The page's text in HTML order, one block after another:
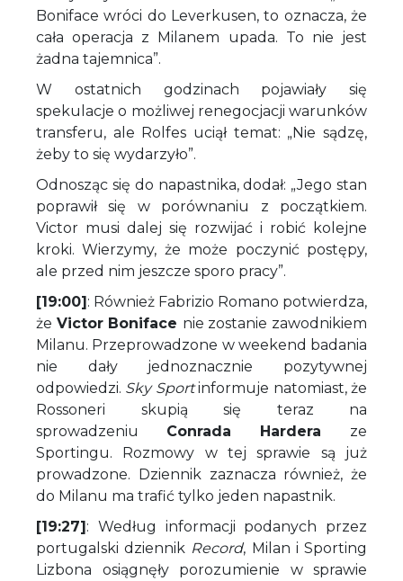
Boniface wróci do Leverkusen, to oznacza, że
cała operacja z Milanem upada. To nie jest
żadna tajemnica”.
W ostatnich godzinach pojawiały się
spekulacje o możliwej renegocjacji warunków
transferu, ale Rolfes uciął temat: „Nie sądzę,
żeby to się wydarzyło”.
Odnosząc się do napastnika, dodał: „Jego stan
poprawił się w porównaniu z początkiem.
Victor musi dalej się rozwijać i robić kolejne
kroki. Wierzymy, że może poczynić postępy,
ale przed nim jeszcze sporo pracy”.
[19:00]: Również Fabrizio Romano potwierdza,
że Victor Boniface nie zostanie zawodnikiem
Milanu. Przeprowadzone w weekend badania
nie dały jednoznacznie pozytywnej
odpowiedzi. Sky Sportinformuje natomiast, że
Rossoneri skupią się teraz na
sprowadzeniu Conrada Hardera ze
Sportingu. Rozmowy w tej sprawie są już
prowadzone. Dziennik zaznacza również, że
do Milanu ma trafić tylko jeden napastnik.
[19:27]: Według informacji podanych przez
portugalski dziennik Record, Milan i Sporting
Lizbona osiągnęły porozumienie w sprawie